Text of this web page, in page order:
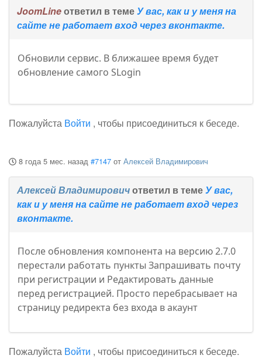
JoomLineответил в темеУ вас, как и у меня на
сайте не работает вход через вконтакте.
Обновили сервис. В ближашее время будет
обновление самого SLogin
Пожалуйста Войти , чтобы присоединиться к беседе.
8 года 5 мес. назад #7147 от Алексей Владимирович
Алексей Владимировичответил в темеУ вас,
как и у меня на сайте не работает вход через
вконтакте.
После обновления компонента на версию 2.7.0
перестали работать пункты Запрашивать почту
при регистрации и Редактировать данные
перед регистрацией. Просто перебрасывает на
страницу редиректа без входа в акаунт
Пожалуйста Войти , чтобы присоединиться к беседе.